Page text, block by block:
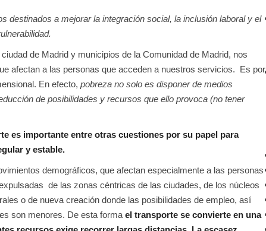
destinados a mejorar la integración social, la inclusión laboral y el
de Madrid y municipios de la Comunidad de Madrid, nos
afectan a las personas que acceden a nuestros servicios. Es por
En efecto, pobreza no solo es disponer de medios
de posibilidades y recursos que ello provoca (no tener
es importante entre otras cuestiones por su papel para
y estable.
demográficos, que afectan especialmente a las personas
de las zonas céntricas de las ciudades, de los núcleos
o de nueva creación donde las posibilidades de empleo, así
son menores. De esta forma el transporte se convierte en una